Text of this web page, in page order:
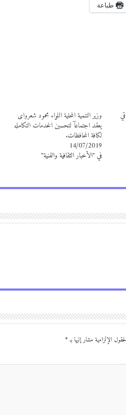
طباعة
وزير التنمية المحلية اللواء محمود شعرواى
يعقد اجتماعآ لتحسين الخدمات التكامله
لكافة المحافظات.
14/07/2019
في "الأخبار الثقافية والفنية"
الإلزامية مشار إليها بـ*